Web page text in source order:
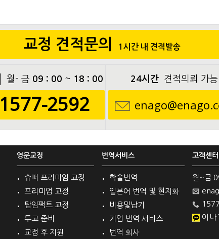
교정 견적문의 1시간 내 견적발송
월- 금 09 : 00 ~ 18 : 00
1577-2592
24시간 견적의뢰 가능
영문교정
슈퍼 프리미엄 교정
프리미엄 교정
탑임팩트 교정
투고 준비
교정 후 지원
번역서비스
학술번역
일본어 번역 및 현지화
비용및납기
기업 번역 서비스
번역 회사
고객센터
월~금
이나